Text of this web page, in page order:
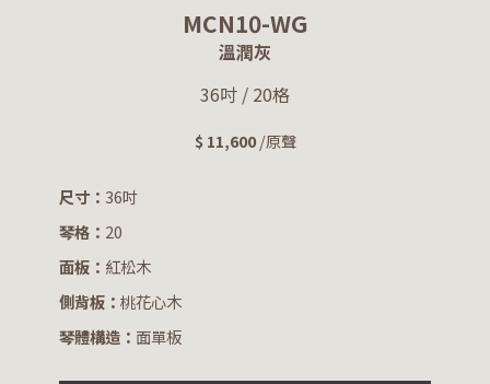
MCN10-WG
溫潤灰
36吋 / 20格
$ 11,600/原聲
尺寸：36吋
琴格： 20
面板： 紅松木
側背板：桃花心木
琴體構造： 面單板